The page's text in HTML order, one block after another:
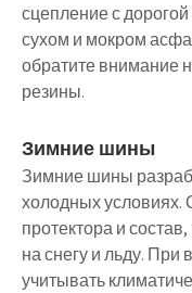
сцепление с
сухом и мокром
обратите внимание
резины.
Зимние шины
Зимние шины
холодных условиях.
протектора и
на снегу и льду.
учитывать